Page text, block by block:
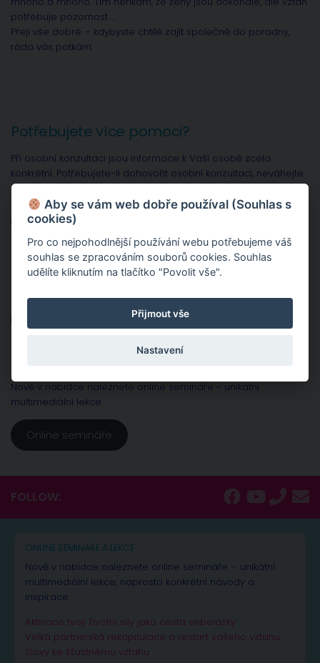
potřebuje pozornost ….
Přeji vše dobré – kdybyste chtěli zajít společně do poradny,
ráda vás potkám.
Potřebujete více pomoci?
Při osobní konzultaci jsou informace k Vaší osobě zcela
konkrétní. Potřebujete-li dohovořit osobní konzultaci, neváhejte
mne kontaktovat.
Psycholog pro Prahu a Nymburk
Vlastní dotaz
Online semináře a lekce
Nově v nabídce naleznete online semináře - unikátní
multimediální lekce.
Online semináře
FOLLOW:
ONLINE SEMINÁŘE A LEKCE
Nově v nabídce naleznete online semináře – unikátní
multimediální lekce, naprosto konkrétní návody a
inspirace.
Aktivace tvojí životní síly jako cesta sebelásky
Velká partnerská rekapitulace a restart vašeho vztahu
Slovy ke šťastnému vztahu
Aby se vám web dobře používal (Souhlas s
cookies)
Pro co nejpohodlnější používání webu potřebujeme váš
souhlas se zpracováním souborů cookies. Souhlas
udělíte kliknutím na tlačítko "Povolit vše".
Přijmout vše
Nastavení